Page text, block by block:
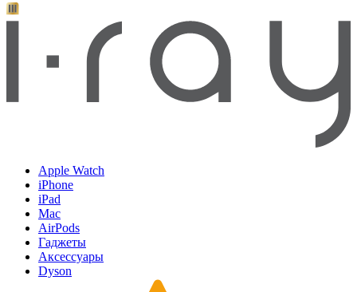
Apple Watch
iPhone
iPad
Mac
AirPods
Гаджеты
Аксессуары
Dyson